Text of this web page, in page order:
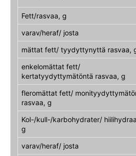
Fett/rasvaa, g
varav/heraf/ josta
mättat fett/ tyydyttynyttä rasvaa,
enkelomättat fett/
kertatyydyttymätöntä rasvaa, g
fleromättat fett/
rasvaa, g
Kol-/kull-/karbohydrater/
g
varav/heraf/ josta